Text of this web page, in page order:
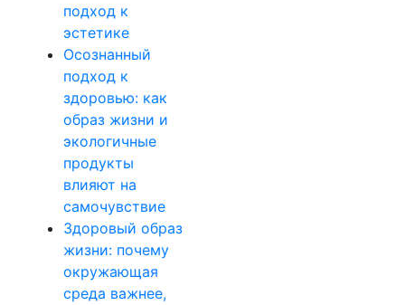
подход к
эстетике
Осознанный
подход к
здоровью: как
образ жизни и
экологичные
продукты
влияют на
самочувствие
Здоровый образ
жизни: почему
окружающая
среда важнее,